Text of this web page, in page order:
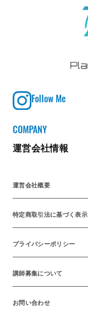
Follow Me
COMPANY
運営会社情報
運営会社概要
特定商取引法に基づく表示
プライバシーポリシー
講師募集について
お問い合わせ